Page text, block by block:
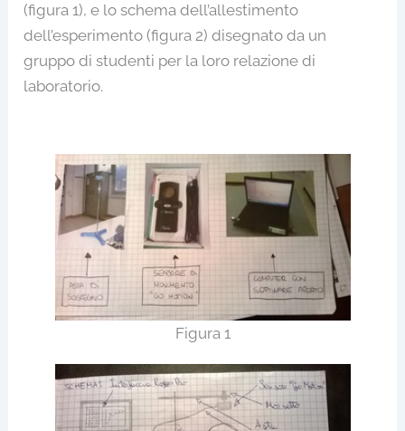
(figura 1), e lo schema dell’allestimento
dell’esperimento (figura 2) disegnato da un
gruppo di studenti per la loro relazione di
laboratorio.
Figura 1